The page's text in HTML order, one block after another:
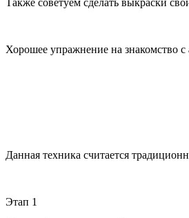
Хорошее упражнение на знакомство
Данная техника считается
Этап 1